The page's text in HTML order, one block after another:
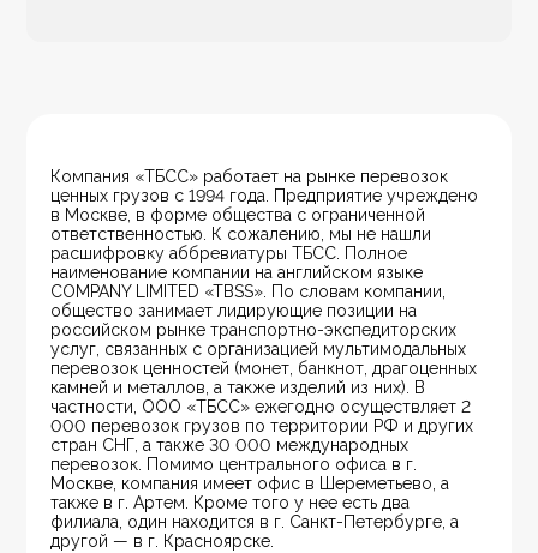
Компания «ТБСС» работает на рынке перевозок
ценных грузов с 1994 года. Предприятие учреждено
в Москве, в форме общества с ограниченной
ответственностью. К сожалению, мы не нашли
расшифровку аббревиатуры ТБСС. Полное
наименование компании на английском языке
COMPANY LIMITED «TBSS». По словам компании,
общество занимает лидирующие позиции на
российском рынке транспортно-экспедиторских
услуг, связанных с организацией мультимодальных
перевозок ценностей (монет, банкнот, драгоценных
камней и металлов, а также изделий из них). В
частности, ООО «ТБСС» ежегодно осуществляет 2
000 перевозок грузов по территории РФ и других
стран СНГ, а также 30 000 международных
перевозок. Помимо центрального офиса в г.
Москве, компания имеет офис в Шереметьево, а
также в г. Артем. Кроме того у нее есть два
филиала, один находится в г. Санкт-Петербурге, а
другой — в г. Красноярске.